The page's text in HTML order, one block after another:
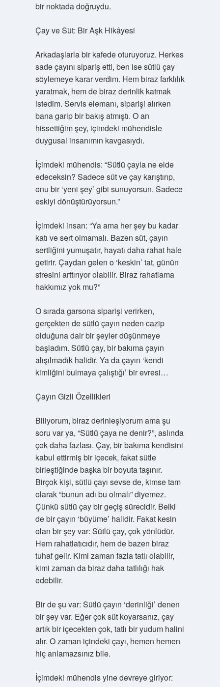
bir noktada doğruydu.
Çay ve Süt: Bir Aşk Hikâyesi
Arkadaşlarla bir kafede oturuyoruz. Herkes
sade çayını sipariş etti, ben ise sütlü çay
söylemeye karar verdim. Hem biraz farklılık
yaratmak, hem de biraz derinlik katmak
istedim. Servis elemanı, siparişi alırken
bana garip bir bakış atmıştı. O an
hissettiğim şey, içimdeki mühendisle
duygusal insanımın kavgasıydı.
İçimdeki mühendis: “Sütlü çayla ne elde
edeceksin? Sadece süt ve çay karıştırıp,
onu bir ‘yeni şey’ gibi sunuyorsun. Sadece
eskiyi dönüştürüyorsun.”
İçimdeki insan: “Ya ama her şey bu kadar
katı ve sert olmamalı. Bazen süt, çayın
sertliğini yumuşatır, hayatı daha rahat hale
getirir. Çaydan gelen o ‘keskin’ tat, günün
stresini arttırıyor olabilir. Biraz rahatlama
hakkımız yok mu?”
O sırada garsona siparişi verirken,
gerçekten de sütlü çayın neden cazip
olduğuna dair bir şeyler düşünmeye
başladım. Sütlü çay, bir bakıma çayın
alışılmadık halidir. Ya da çayın ‘kendi
kimliğini bulmaya çalıştığı’ bir evresi…
Çayın Gizli Özellikleri
Biliyorum, biraz derinleşiyorum ama şu
soru var ya, “Sütlü çaya ne denir?”, aslında
çok daha fazlası. Çay, bir bakıma kendisini
kabul ettirmiş bir içecek, fakat sütle
birleştiğinde başka bir boyuta taşınır.
Birçok kişi, sütlü çayı sevse de, kimse tam
olarak “bunun adı bu olmalı” diyemez.
Çünkü sütlü çay bir geçiş sürecidir. Belki
de bir çayın ‘büyüme’ halidir. Fakat kesin
olan bir şey var: Sütlü çay, çok yönlüdür.
Hem rahatlatıcıdır, hem de bazen biraz
tuhaf gelir. Kimi zaman fazla tatlı olabilir,
kimi zaman da biraz daha tatlılığı hak
edebilir.
Bir de şu var: Sütlü çayın ‘derinliği’ denen
bir şey var. Eğer çok süt koyarsanız, çay
artık bir içecekten çok, tatlı bir yudum halini
alır. O zaman içindeki çayı, hemen hemen
hiç anlamazsınız bile.
İçimdeki mühendis yine devreye giriyor: